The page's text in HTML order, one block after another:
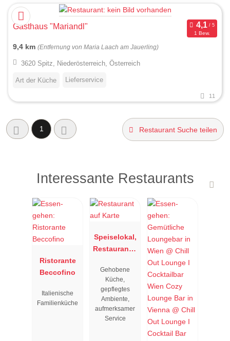
Gasthaus "Mariandl"
1 Bew.
9,4 km (Entfernung von Maria Laach am Jauerling)
3620 Spitz, Niederösterreich, Österreich
Art der Küche Lieferservice
11
1 Restaurant Suche teilen
Interessante Restaurants
Ristorante
Beccofino
Italienische
Familienküche
Speiselokal,
Restaurant "
"
Gehobene
Küche,
gepflegtes
Ambiente,
aufmerksamer
Service